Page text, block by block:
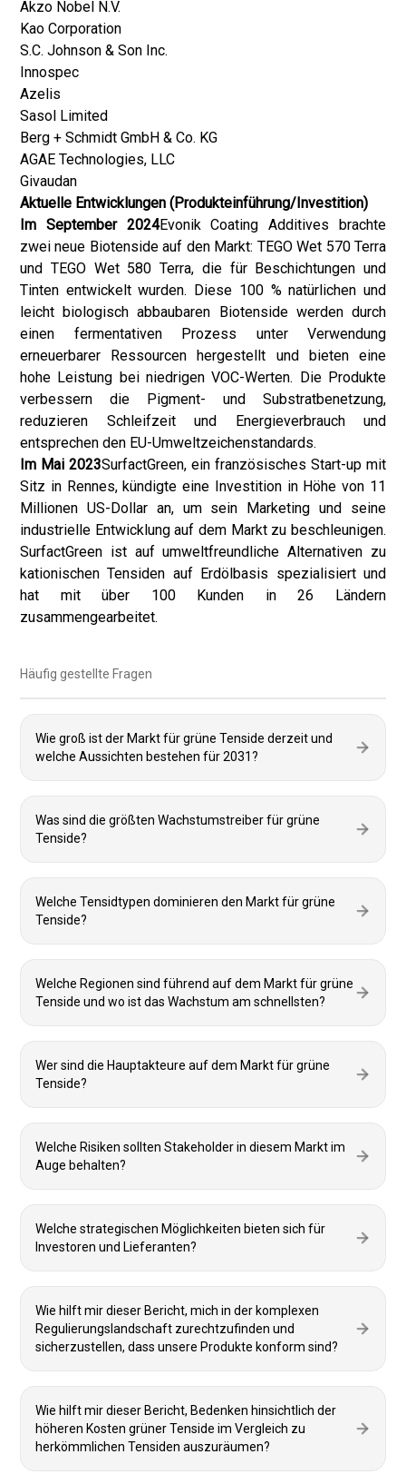
Akzo Nobel N.V.
Kao Corporation
S.C. Johnson & Son Inc.
Innospec
Azelis
Sasol Limited
Berg + Schmidt GmbH & Co. KG
AGAE Technologies, LLC
Givaudan
Aktuelle Entwicklungen (Produkteinführung/Investition)
Im September 2024Evonik Coating Additives brachte
zwei neue Biotenside auf den Markt: TEGO Wet 570 Terra
und TEGO Wet 580 Terra, die für Beschichtungen und
Tinten entwickelt wurden. Diese 100 % natürlichen und
leicht biologisch abbaubaren Biotenside werden durch
einen fermentativen Prozess unter Verwendung
erneuerbarer Ressourcen hergestellt und bieten eine
hohe Leistung bei niedrigen VOC-Werten. Die Produkte
verbessern die Pigment- und Substratbenetzung,
reduzieren Schleifzeit und Energieverbrauch und
entsprechen den EU-Umweltzeichenstandards.
Im Mai 2023SurfactGreen, ein französisches Start-up mit
Sitz in Rennes, kündigte eine Investition in Höhe von 11
Millionen US-Dollar an, um sein Marketing und seine
industrielle Entwicklung auf dem Markt zu beschleunigen.
SurfactGreen ist auf umweltfreundliche Alternativen zu
kationischen Tensiden auf Erdölbasis spezialisiert und
hat mit über 100 Kunden in 26 Ländern
zusammengearbeitet.
Häufig gestellte Fragen
Wie groß ist der Markt für grüne Tenside derzeit und
welche Aussichten bestehen für 2031?
Was sind die größten Wachstumstreiber für grüne
Tenside?
Welche Tensidtypen dominieren den Markt für grüne
Tenside?
Welche Regionen sind führend auf dem Markt für grüne
Tenside und wo ist das Wachstum am schnellsten?
Wer sind die Hauptakteure auf dem Markt für grüne
Tenside?
Welche Risiken sollten Stakeholder in diesem Markt im
Auge behalten?
Welche strategischen Möglichkeiten bieten sich für
Investoren und Lieferanten?
Wie hilft mir dieser Bericht, mich in der komplexen
Regulierungslandschaft zurechtzufinden und
sicherzustellen, dass unsere Produkte konform sind?
Wie hilft mir dieser Bericht, Bedenken hinsichtlich der
höheren Kosten grüner Tenside im Vergleich zu
herkömmlichen Tensiden auszuräumen?